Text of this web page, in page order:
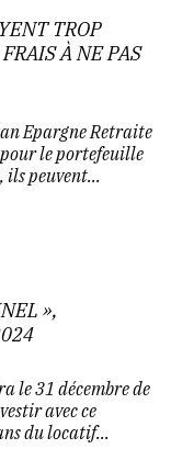
TROP
À NE PAS
Epargne Retraite
le portefeuille
ils peuvent...
»,
le 31 décembre de
avec ce
du locatif...